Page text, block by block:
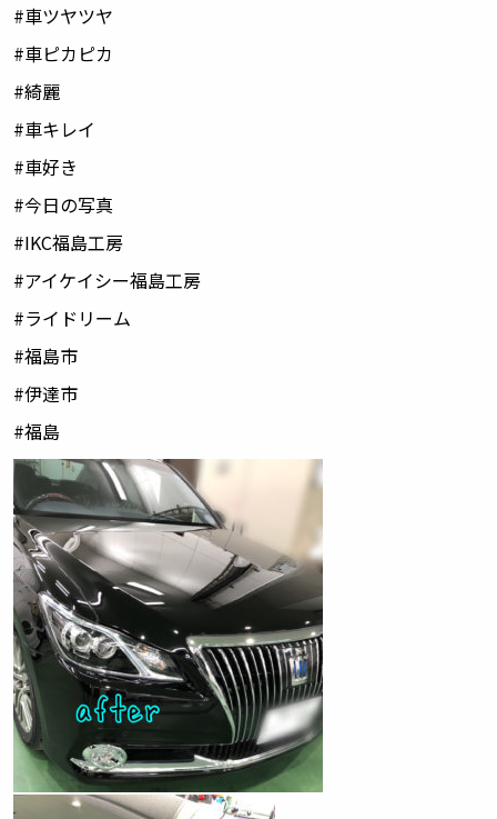
#車ツヤツヤ
#車ピカピカ
#綺麗
#車キレイ
#車好き
#今日の写真
#IKC福島工房
#アイケイシー福島工房
#ライドリーム
#福島市
#伊達市
#福島